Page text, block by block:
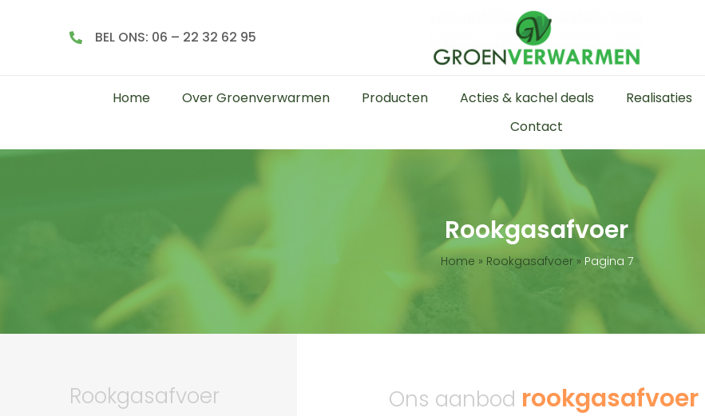
BEL ONS: 06 – 22 32 62 95
Home Over Groenverwarmen Producten Acties & kachel deals Realisaties
Contact
Rookgasafvoer
Home » Rookgasafvoer» Pagina 7
Rookgasafvoer Ons aanbod rookgasafvoer